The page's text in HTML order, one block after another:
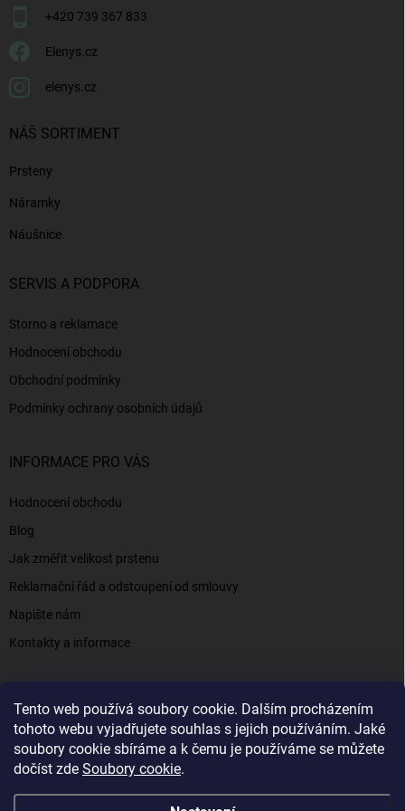
Tento web používá soubory cookie. Dalším procházením
tohoto webu vyjadřujete souhlas s jejich používáním. Jaké
soubory cookie sbíráme a k čemu je používáme se můžete
dočíst zde Soubory cookie.
+420 739 367 833
Elenys.cz
elenys.cz
NÁŠ SORTIMENT
Prsteny
Náramky
Náušnice
SERVIS A PODPORA
Storno a reklamace
Hodnocení obchodu
Obchodní podmínky
Podmínky ochrany osobních údajů
INFORMACE PRO VÁS
Hodnocení obchodu
Blog
Jak změřit velikost prstenu
Reklamační řád a odstoupení od smlouvy
Napište nám
Kontakty a informace
Elenys.cz - šperky, kterým věříte už od roku 2016